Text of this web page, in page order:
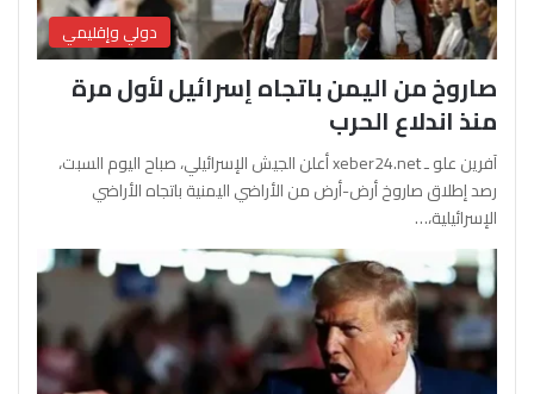
دولي وإقليمي
صاروخ من اليمن باتجاه إسرائيل لأول مرة
منذ اندلاع الحرب
آفرين علو ـ xeber24.net أعلن الجيش الإسرائيلي، صباح اليوم السبت،
رصد إطلاق صاروخ أرض-أرض من الأراضي اليمنية باتجاه الأراضي
الإسرائيلية،…